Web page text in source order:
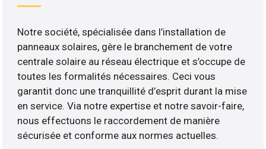
Notre société, spécialisée dans l’installation de
panneaux solaires, gère le branchement de votre
centrale solaire au réseau électrique et s’occupe de
toutes les formalités nécessaires. Ceci vous
garantit donc une tranquillité d’esprit durant la mise
en service. Via notre expertise et notre savoir-faire,
nous effectuons le raccordement de manière
sécurisée et conforme aux normes actuelles.